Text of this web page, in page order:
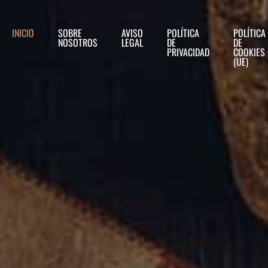
INICIO SOBRE
NOSOTROS
AVISO
LEGAL
POLÍTICA
DE
PRIVACIDAD
POLÍTICA
DE
COOKIES
(UE)